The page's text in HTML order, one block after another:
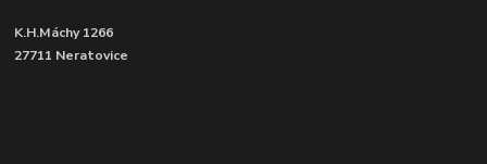
K.H.Máchy 1266
27711 Neratovice